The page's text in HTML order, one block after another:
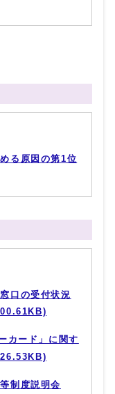
る原因の第1位
口の受付状況
カード」に関す
制度説明会